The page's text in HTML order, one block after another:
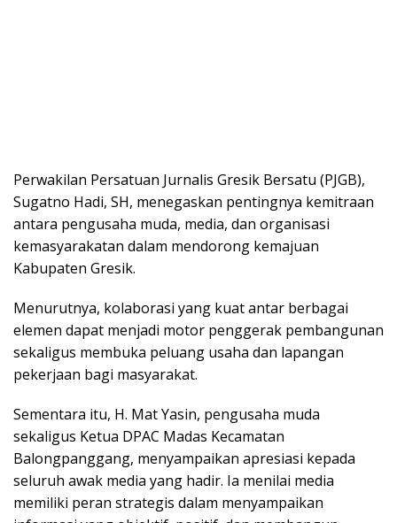
Perwakilan Persatuan Jurnalis Gresik Bersatu (PJGB),
Sugatno Hadi, SH, menegaskan pentingnya kemitraan
antara pengusaha muda, media, dan organisasi
kemasyarakatan dalam mendorong kemajuan
Kabupaten Gresik.
Menurutnya, kolaborasi yang kuat antar berbagai
elemen dapat menjadi motor penggerak pembangunan
sekaligus membuka peluang usaha dan lapangan
pekerjaan bagi masyarakat.
Sementara itu, H. Mat Yasin, pengusaha muda
sekaligus Ketua DPAC Madas Kecamatan
Balongpanggang, menyampaikan apresiasi kepada
seluruh awak media yang hadir. Ia menilai media
memiliki peran strategis dalam menyampaikan